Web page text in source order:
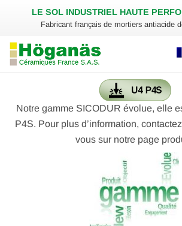
LE SOL INDUSTRIEL HAUTE
Fabricant français de mortiers antiacide
Notre gamme SICODUR évolue, elle
P4S. Pour plus d’information,
vous sur notre page